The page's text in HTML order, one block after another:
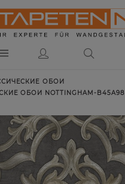
ОБОИ
ОБОИ NOTTINGHAM-B45A98